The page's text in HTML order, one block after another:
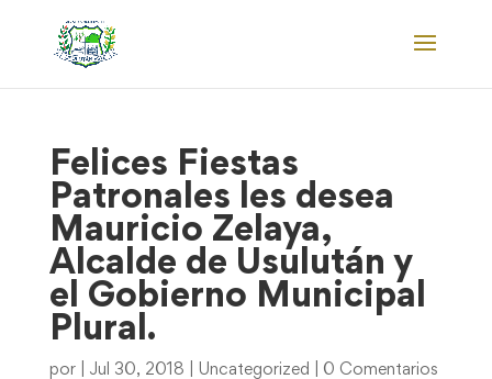
Felices Fiestas
Patronales les desea
Mauricio Zelaya,
Alcalde de Usulután y
el Gobierno Municipal
Plural.
por Jul 30, 2018 Uncategorized 0 Comentarios